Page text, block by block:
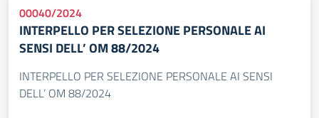
00040/2024
INTERPELLO PER SELEZIONE PERSONALE AI
SENSI DELL’ OM 88/2024
INTERPELLO PER SELEZIONE PERSONALE AI SENSI
DELL’ OM 88/2024